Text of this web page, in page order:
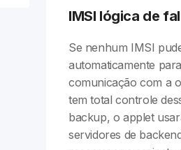
IMSI lógica de
Se nenhum IMSI
automaticamente
comunicação com a
tem total controle
backup, o applet
servidores de